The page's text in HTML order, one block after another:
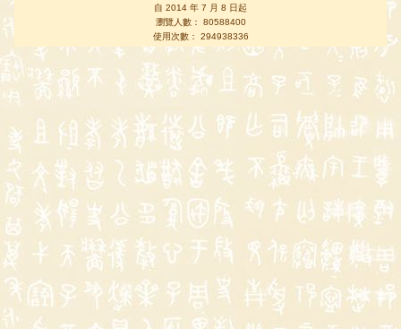
自 2014 年 7 月 8 日起
瀏覽人數： 80588400
使用次數： 294938336